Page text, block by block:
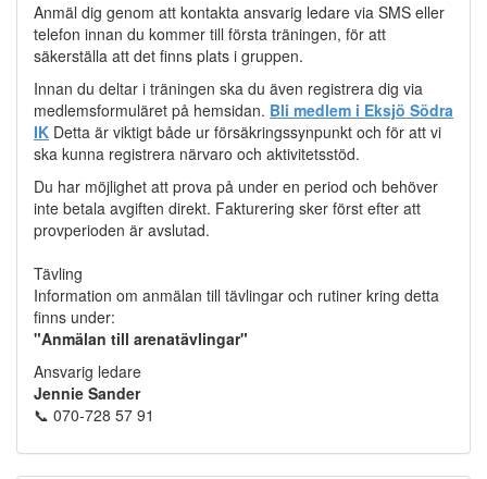
Anmäl dig genom att kontakta ansvarig ledare via SMS eller
telefon innan du kommer till första träningen, för att
säkerställa att det finns plats i gruppen.
Innan du deltar i träningen ska du även registrera dig via
medlemsformuläret på hemsidan. Bli medlem i Eksjö Södra
IK Detta är viktigt både ur försäkringssynpunkt och för att vi
ska kunna registrera närvaro och aktivitetsstöd.
Du har möjlighet att prova på under en period och behöver
inte betala avgiften direkt. Fakturering sker först efter att
provperioden är avslutad.
Tävling
Information om anmälan till tävlingar och rutiner kring detta
finns under:
"Anmälan till arenatävlingar"
Ansvarig ledare
Jennie Sander
📞 070-728 57 91